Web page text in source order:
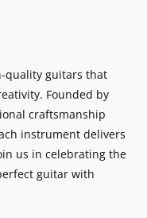
quality guitars that
Founded by
craftsmanship
instrument delivers
us in celebrating the
guitar with